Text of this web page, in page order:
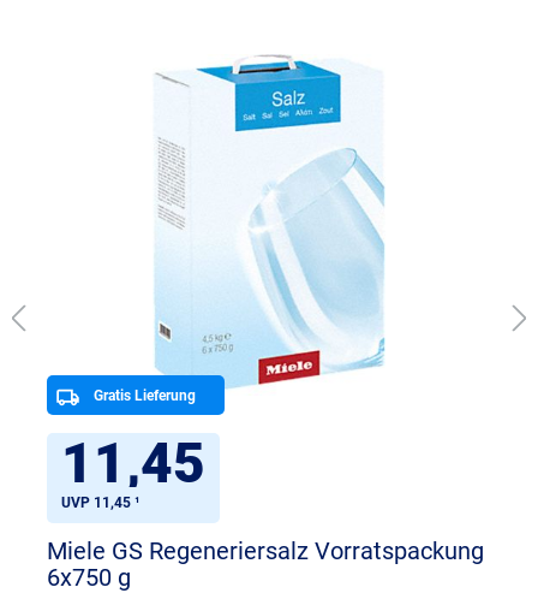
Gratis Lieferung
11,45
UVP 11,45 ¹
Miele GS Regeneriersalz Vorratspackung
6x750 g